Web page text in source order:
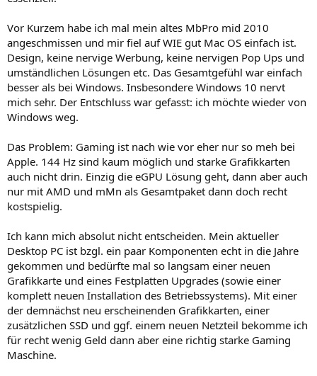
Vor Kurzem habe ich mal mein altes MbPro mid 2010
angeschmissen und mir fiel auf WIE gut Mac OS einfach ist.
Design, keine nervige Werbung, keine nervigen Pop Ups und
umständlichen Lösungen etc. Das Gesamtgefühl war einfach
besser als bei Windows. Insbesondere Windows 10 nervt
mich sehr. Der Entschluss war gefasst: ich möchte wieder von
Windows weg.
Das Problem: Gaming ist nach wie vor eher nur so meh bei
Apple. 144 Hz sind kaum möglich und starke Grafikkarten
auch nicht drin. Einzig die eGPU Lösung geht, dann aber auch
nur mit AMD und mMn als Gesamtpaket dann doch recht
kostspielig.
Ich kann mich absolut nicht entscheiden. Mein aktueller
Desktop PC ist bzgl. ein paar Komponenten echt in die Jahre
gekommen und bedürfte mal so langsam einer neuen
Grafikkarte und eines Festplatten Upgrades (sowie einer
komplett neuen Installation des Betriebssystems). Mit einer
der demnächst neu erscheinenden Grafikkarten, einer
zusätzlichen SSD und ggf. einem neuen Netzteil bekomme ich
für recht wenig Geld dann aber eine richtig starke Gaming
Maschine.